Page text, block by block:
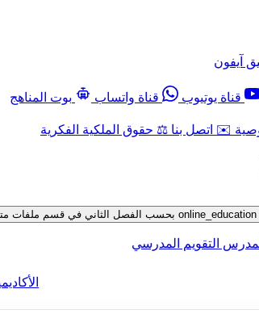
آيفون
قناة يوتيوب قناة واتساب
بوت المناهج
✉️ اتصل بنا ⚖️ حقوق الملكية الفكرية
التقويم المدرسي